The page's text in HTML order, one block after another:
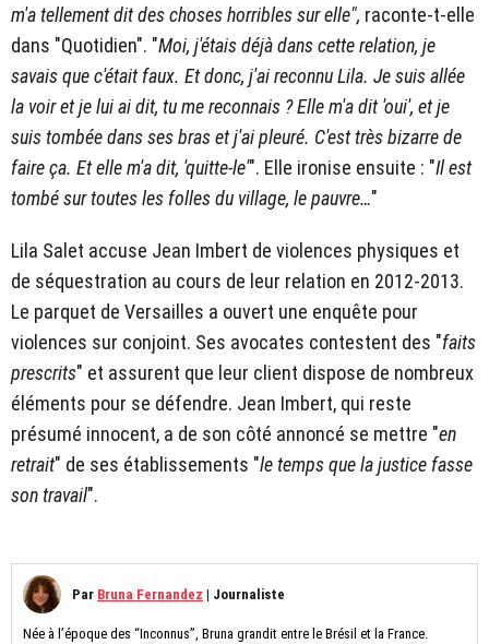
m'a tellement dit des choses horribles sur elle", raconte-t-elle
dans "Quotidien". "Moi, j'étais déjà dans cette relation, je
savais que c'était faux. Et donc, j'ai reconnu Lila. Je suis allée
la voir et je lui ai dit, tu me reconnais ? Elle m'a dit 'oui', et je
suis tombée dans ses bras et j'ai pleuré. C'est très bizarre de
faire ça. Et elle m'a dit, 'quitte-le'". Elle ironise ensuite : "Ilest
tombé sur toutes les folles du village, le pauvre…"
Lila Salet accuse Jean Imbert de violences physiques et
de séquestration au cours de leur relation en 2012-2013.
Le parquet de Versailles a ouvert une enquête pour
violences sur conjoint. Ses avocates contestent des "faits
prescrits" et assurent que leur client dispose de nombreux
éléments pour se défendre. Jean Imbert, qui reste
présumé innocent, a de son côté annoncé se mettre "en
retrait" de ses établissements "le temps que la justice fasse
son travail".
Par Bruna Fernandez | Journaliste
Née à l’époque des “Inconnus”, Bruna grandit entre le Brésil et la France.